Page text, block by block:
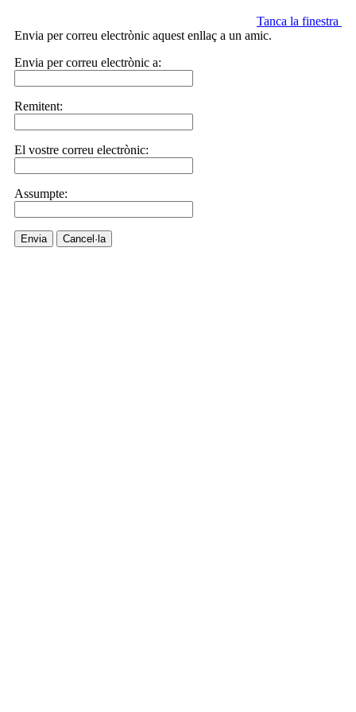
Tanca la finestra
Envia per correu electrònic aquest enllaç a un amic.
Envia per correu electrònic a:
Remitent:
El vostre correu electrònic:
Assumpte:
Envia Cancel·la